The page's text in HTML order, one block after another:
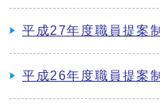
平成27年度職員提案
平成26年度職員提案